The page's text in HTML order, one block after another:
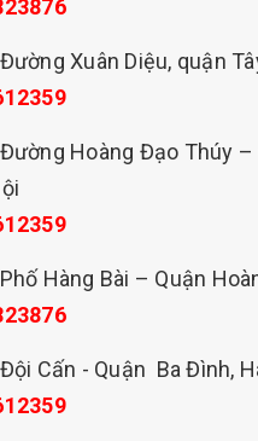
Đường Xuân Diệu, quận
Đường Hoàng Đạo Thúy –
Phố Hàng Bài – Quận
Đội Cấn - Quận Ba Đình,